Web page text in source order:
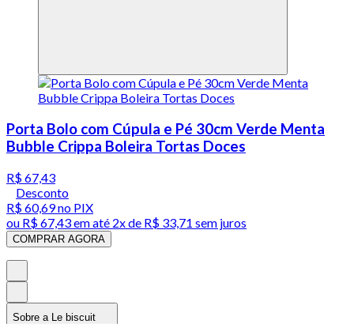
Porta Bolo com Cúpula e Pé 30cm Verde Menta
Bubble Crippa Boleira Tortas Doces
R$ 67,43
Desconto
R$ 60,69no PIX
ou R$ 67,43em até 2x de R$ 33,71 sem juros
COMPRAR AGORA
Sobre a Le biscuit